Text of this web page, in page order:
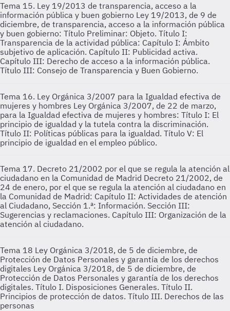
Tema 15. Ley 19/2013 de transparencia, acceso a la
información pública y buen gobierno Ley 19/2013, de 9 de
diciembre, de transparencia, acceso a la información pública
y buen gobierno: Título Preliminar: Objeto. Título I:
Transparencia de la actividad pública: Capítulo I: Ámbito
subjetivo de aplicación. Capítulo II: Publicidad activa.
Capítulo III: Derecho de acceso a la información pública.
Título III: Consejo de Transparencia y Buen Gobierno.
Tema 16. Ley Orgánica 3/2007 para la Igualdad efectiva de
mujeres y hombres Ley Orgánica 3/2007, de 22 de marzo,
para la Igualdad efectiva de mujeres y hombres: Título I: El
principio de igualdad y la tutela contra la discriminación.
Título II: Políticas públicas para la igualdad. Título V: El
principio de igualdad en el empleo público.
Tema 17. Decreto 21/2002 por el que se regula la atención al
ciudadano en la Comunidad de Madrid Decreto 21/2002, de
24 de enero, por el que se regula la atención al ciudadano en
la Comunidad de Madrid: Capítulo II: Actividades de atención
al Ciudadano, Sección 1.ª: Información. Sección III:
Sugerencias y reclamaciones. Capítulo III: Organización de la
atención al ciudadano.
Tema 18 Ley Orgánica 3/2018, de 5 de diciembre, de
Protección de Datos Personales y garantía de los derechos
digitales Ley Orgánica 3/2018, de 5 de diciembre, de
Protección de Datos Personales y garantía de los derechos
digitales. Título I. Disposiciones Generales. Título II.
Principios de protección de datos. Título III. Derechos de las
personas